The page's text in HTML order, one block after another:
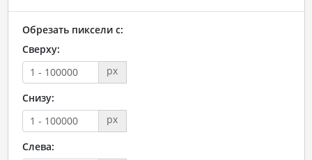
Обрезать пиксели с:
Сверху:
px
Снизу:
px
Слева: